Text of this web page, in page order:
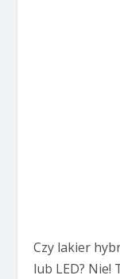
Czy lakier
lub LED? Nie!